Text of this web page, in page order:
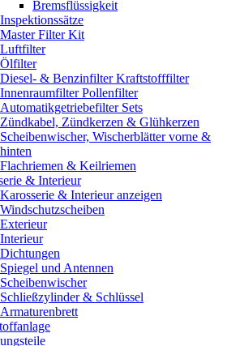
Bremsflüssigkeit
Inspektionssätze
Master Filter Kit
Luftfilter
Ölfilter
Diesel- & Benzinfilter Kraftstofffilter
Innenraumfilter Pollenfilter
Automatikgetriebefilter Sets
Zündkabel, Zündkerzen & Glühkerzen
Scheibenwischer, Wischerblätter vorne &
hinten
Flachriemen & Keilriemen
& Interieur
Karosserie & Interieur anzeigen
Windschutzscheiben
Exterieur
Interieur
Dichtungen
Spiegel und Antennen
Scheibenwischer
Schließzylinder & Schlüssel
Armaturenbrett